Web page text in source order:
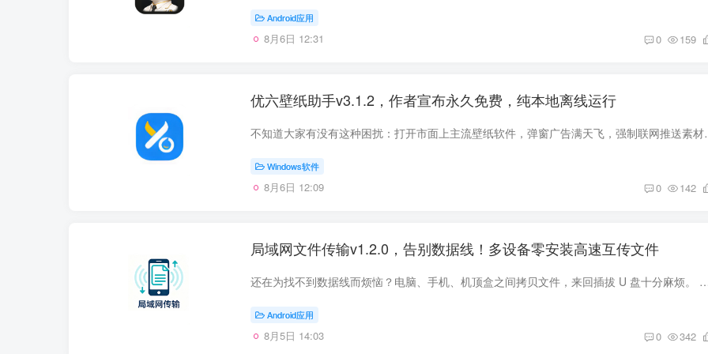
Android应用
8月6日 12:31 0 159
优六壁纸助手v3.1.2，作者宣布永久免费，纯本地离线运行
不知道大家有没有这种困扰：打开市面上
Windows软件
8月6日 12:09 0 142
局域网文件传输v1.2.0，告别数据线！多设备零安装高速互传文件
还在为找不到数据线而烦恼？电脑、手机、机顶盒之间拷贝文件，来回插拔 U 盘十分麻烦。 今天分享一款干净纯粹的
Android应用
8月5日 14:03 0 342